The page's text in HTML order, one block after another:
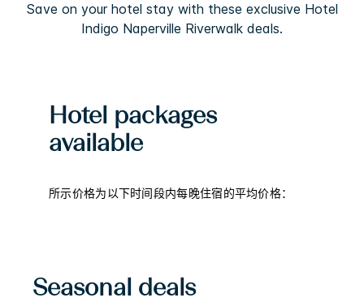
Save on your hotel stay with these exclusive Hotel
Indigo Naperville Riverwalk deals.
Hotel packages
available
所示价格为以下时间段内每晚住宿的平均价格：
Seasonal deals